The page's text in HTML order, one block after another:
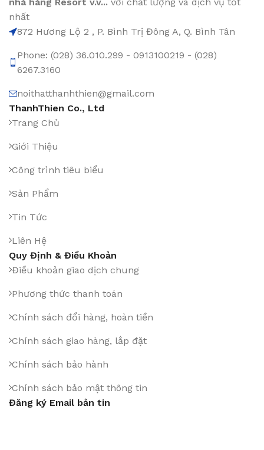
nhà hàng Resort v.v... với chất lượng và dịch vụ tốt
nhất
872 Hương Lộ 2 , P. Bình Trị Đông A, Q. Bình Tân
Phone: (028) 36.010.299 - 0913100219 - (028)
6267.3160
noithatthanhthien@gmail.com
ThanhThien Co., Ltd
Trang Chủ
Giới Thiệu
Công trình tiêu biểu
Sản Phẩm
Tin Tức
Liên Hệ
Quy Định & Điều Khoản
Điều khoản giao dịch chung
Phương thức thanh toán
Chính sách đổi hàng, hoàn tiền
Chính sách giao hàng, lắp đặt
Chính sách bảo hành
Chính sách bảo mật thông tin
Đăng ký Email bản tin